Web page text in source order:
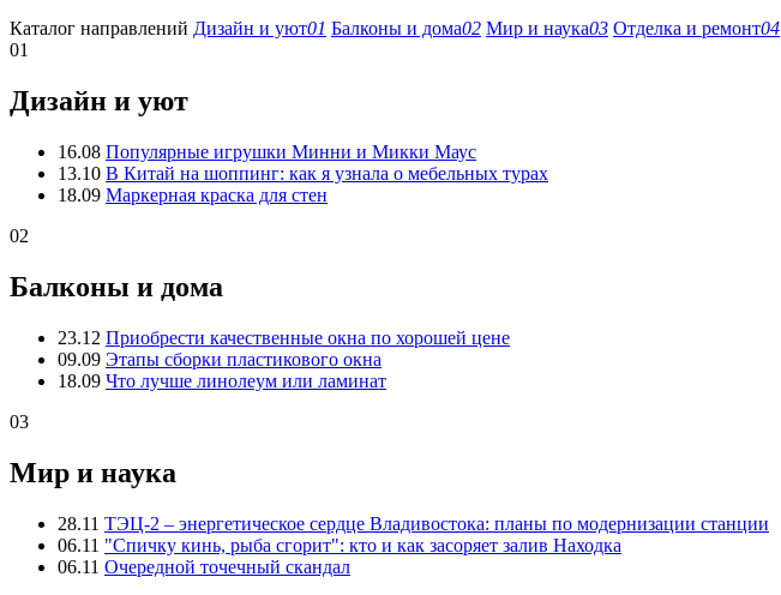
Каталог направлений Дизайн и уют01 Балконы и дома02 Мир и наука03 Отделка и ремонт04
01
Дизайн и уют
16.08 Популярные игрушки Минни и Микки Маус
13.10 В Китай на шоппинг: как я узнала о мебельных турах
18.09 Маркерная краска для стен
02
Балконы и дома
23.12 Приобрести качественные окна по хорошей цене
09.09 Этапы сборки пластикового окна
18.09 Что лучше линолеум или ламинат
03
Мир и наука
28.11 ТЭЦ-2 – энергетическое сердце Владивостока: планы по модернизации станции
06.11 "Спичку кинь, рыба сгорит": кто и как засоряет залив Находка
06.11 Очередной точечный скандал